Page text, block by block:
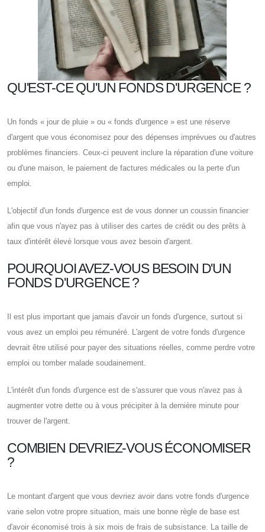
QU'EST-CE QU'UN FONDS D'URGENCE ?
Un fonds « jour de pluie » ou « fonds d'urgence » est une réserve
d'argent que vous économisez pour des dépenses imprévues ou d'autres
problèmes financiers. Ceux-ci peuvent inclure la réparation d'une voiture
ou d'une maison, le paiement de factures médicales ou la perte d'un
emploi.
L'objectif d'un fonds d'urgence est de vous donner un coussin financier
afin que vous n'ayez pas à utiliser des cartes de crédit ou des prêts à
taux d'intérêt élevé lorsque vous avez besoin d'argent.
POURQUOI AVEZ-VOUS BESOIN D'UN
FONDS D'URGENCE ?
Il est plus important que jamais d'avoir un fonds d'urgence, surtout si
vous avez un emploi peu rémunéré. L'argent de votre fonds d'urgence
devrait être utilisé pour payer des situations réelles, comme perdre votre
emploi ou tomber malade soudainement.
L'intérêt d'un fonds d'urgence est de s'assurer que vous n'avez pas à
augmenter votre dette ou à vous précipiter à la dernière minute pour
trouver de l'argent.
COMBIEN DEVRIEZ-VOUS ÉCONOMISER
?
Le montant d'argent que vous devriez avoir dans votre fonds d'urgence
varie selon votre propre situation, mais une bonne règle de base est
d'avoir économisé trois à six mois de frais de subsistance. La taille de